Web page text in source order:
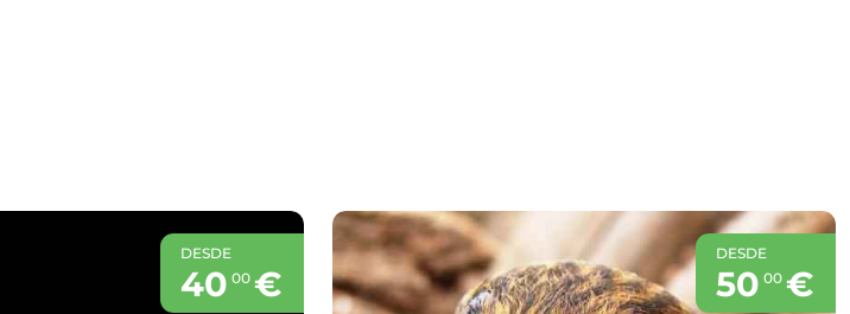
DESDE
40 00 €
DESDE
50 00 €